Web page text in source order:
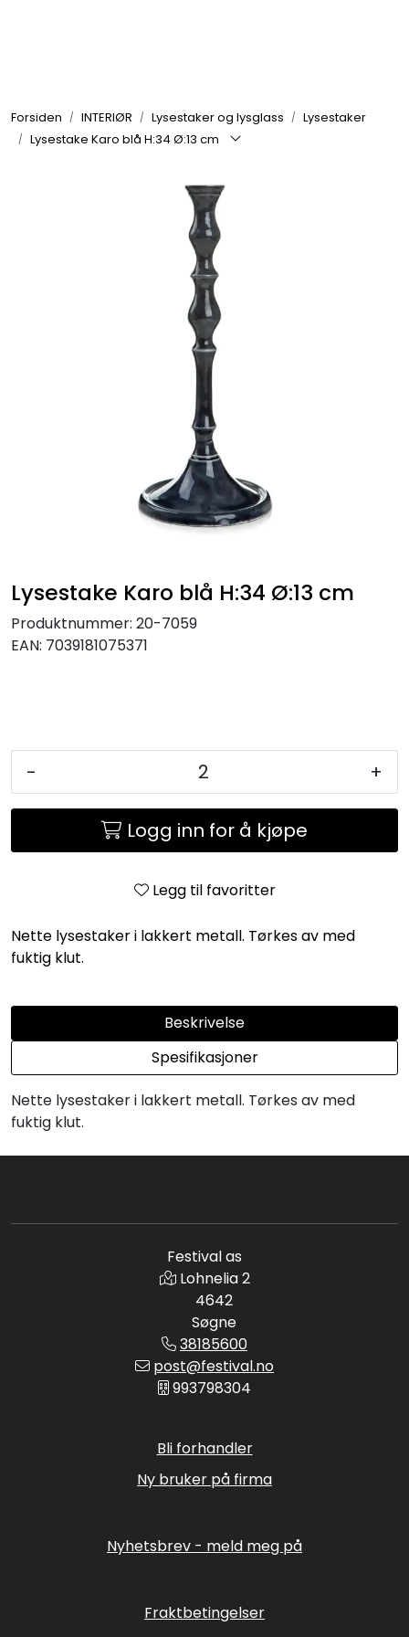
Forsiden INTERIØR Lysestaker og lysglass
Lysestaker
Lysestake Karo blå H:34 Ø:13 cm
Lysestake Karo blå H:34 Ø:13 cm
Produktnummer: 20-7059
EAN: 7039181075371
- +
Logg inn for å kjøpe
Legg til favoritter
Nette lysestaker i lakkert metall. Tørkes av med
fuktig klut.
Beskrivelse
Spesifikasjoner
Nette lysestaker i lakkert metall. Tørkes av med
fuktig klut.
Festival as
Lohnelia 2
4642
Søgne
38185600
post@festival.no
993798304
Bli forhandler
Ny bruker på firma
Nyhetsbrev - meld meg på
Fraktbetingelser
UTEMILJØ
JUL